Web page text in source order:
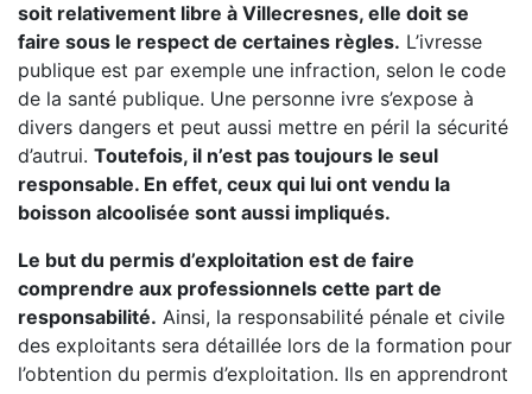
soit relativement libre à Villecresnes, elle doit se
faire sous le respect de certaines règles. L’ivresse
publique est par exemple une infraction, selon le code
de la santé publique. Une personne ivre s’expose à
divers dangers et peut aussi mettre en péril la sécurité
d’autrui. Toutefois, il n’est pas toujours le seul
responsable. En effet, ceux qui lui ont vendu la
boisson alcoolisée sont aussi impliqués.
Le but du permis d’exploitation est de faire
comprendre aux professionnels cette part de
responsabilité. Ainsi, la responsabilité pénale et civile
des exploitants sera détaillée lors de la formation pour
l’obtention du permis d’exploitation. Ils en apprendront